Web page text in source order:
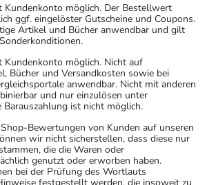
Kundenkonto möglich. Der Bestellwert
ggf. eingelöster Gutscheine und Coupons.
Artikel und Bücher anwendbar und gilt
möglich. Nicht auf
Bücher und Versandkosten sowie bei
anwendbar. Nicht mit anderen
und nur einzulösen unter
Barauszahlung ist nicht möglich.
Bewertungen von Kunden auf unseren
wir nicht sicherstellen, dass diese nur
die die Waren oder
genutzt oder erworben haben.
bei der Prüfung des Wortlauts